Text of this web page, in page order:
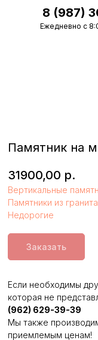
8 (987)
Ежедневно с
Памятник на
31900,00 р.
Вертикальные
Памятники из гранита
Недорогие
Заказать
Если необходимы
которая не
(962) 629-39-39
Мы также
приемлемым ценам!